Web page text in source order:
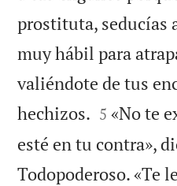
prostituta, seducías
muy hábil para
valiéndote de tus
hechizos. 

5 «No te
esté en tu contra»,
Todopoderoso. «Te